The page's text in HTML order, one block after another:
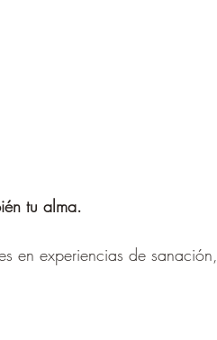
tu alma.
en experiencias de sanación,